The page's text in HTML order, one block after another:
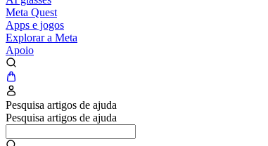
Meta Quest
Apps e jogos
Explorar a Meta
Apoio
Pesquisa artigos de ajuda
Pesquisa artigos de ajuda